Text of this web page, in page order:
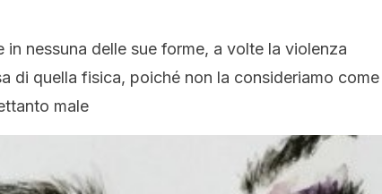
nessuna delle sue forme, a volte la violenza
di quella fisica, poiché non la consideriamo come
male